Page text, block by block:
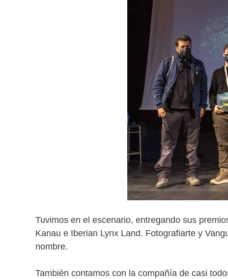
Tuvimos en el escenario, entregando sus
Kanau e Iberian Lynx Land. Fotografiarte y
nombre.
También contamos con la compañía de casi